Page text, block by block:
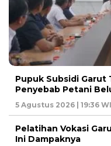
Pupuk Subsidi Garut
Penyebab Petani
5 Agustus 2026 | 19:36
Pelatihan Vokasi
Ini Dampaknya